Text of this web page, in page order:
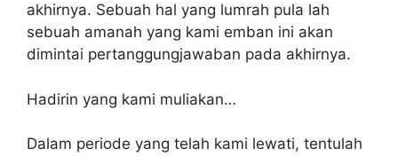
akhirnya. Sebuah hal yang lumrah pula lah
sebuah amanah yang kami emban ini akan
dimintai pertanggungjawaban pada akhirnya.
Hadirin yang kami muliakan…
Dalam periode yang telah kami lewati, tentulah